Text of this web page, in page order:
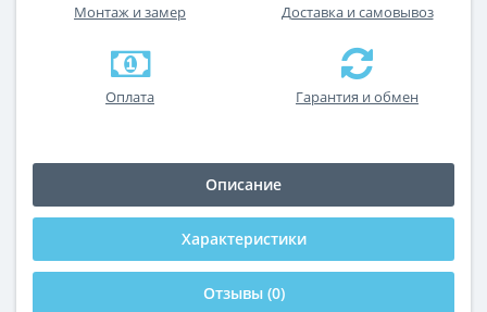
Монтаж и замер Доставка и самовывоз
Оплата Гарантия и обмен
Описание
Характеристики
Отзывы (0)